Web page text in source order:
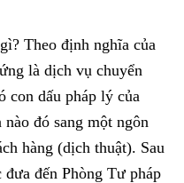
Theo định nghĩa của
là dịch vụ chuyển
con dấu pháp lý của
đó sang một ngôn
hàng (dịch thuật). Sau
đến Phòng Tư pháp